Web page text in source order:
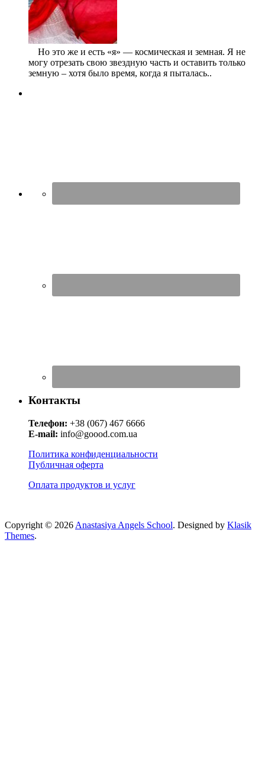
⠀ Но это же и есть «я» — космическая и земная. Я не
могу отрезать свою звездную часть и оставить только
земную – хотя было время, когда я пыталась..
Контакты
Телефон: +38 (067) 467 6666
E-mail: info@goood.com.ua
Политика конфиденциальности
Публичная оферта
Оплата продуктов и услуг
Copyright © 2026 Anastasiya Angels School. Designed by Klasik
Themes.